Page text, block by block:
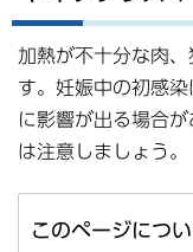
加熱が不十分な肉
す。妊娠中の初感
に影響が出る場合
は注意しましょう。
このページにつ